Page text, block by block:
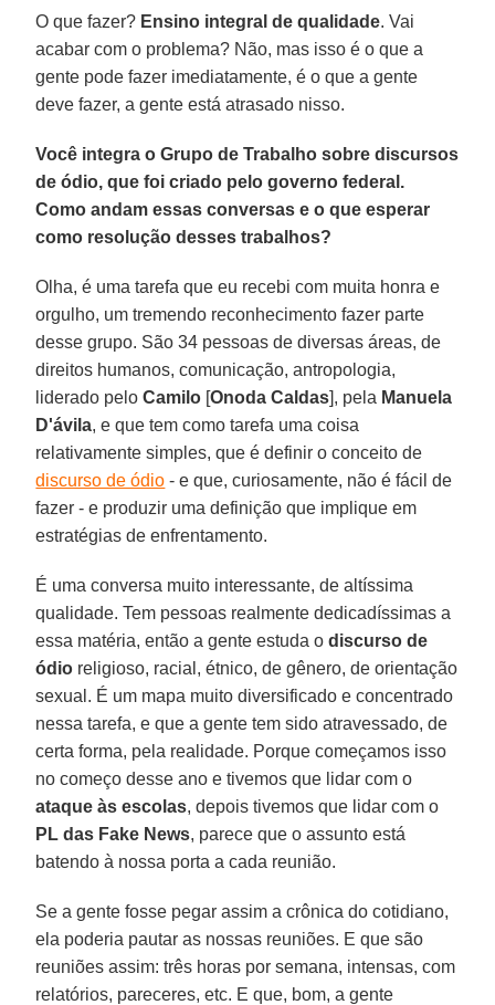
O que fazer? Ensino integral de qualidade. Vai
acabar com o problema? Não, mas isso é o que a
gente pode fazer imediatamente, é o que a gente
deve fazer, a gente está atrasado nisso.
Você integra o Grupo de Trabalho sobre discursos
de ódio, que foi criado pelo governo federal.
Como andam essas conversas e o que esperar
como resolução desses trabalhos?
Olha, é uma tarefa que eu recebi com muita honra e
orgulho, um tremendo reconhecimento fazer parte
desse grupo. São 34 pessoas de diversas áreas, de
direitos humanos, comunicação, antropologia,
liderado peloCamilo [Onoda Caldas], pela Manuela
D'ávila, e que tem como tarefa uma coisa
relativamente simples, que é definir o conceito de
discurso de ódio - e que, curiosamente, não é fácil de
fazer - e produzir uma definição que implique em
estratégias de enfrentamento.
É uma conversa muito interessante, de altíssima
qualidade. Tem pessoas realmente dedicadíssimas a
essa matéria, então a gente estuda odiscurso de
ódio religioso, racial, étnico, de gênero, de orientação
sexual. É um mapa muito diversificado e concentrado
nessa tarefa, e que a gente tem sido atravessado, de
certa forma, pela realidade. Porque começamos isso
no começo desse ano e tivemos que lidar com o
ataque às escolas, depois tivemos que lidar com o
PL das Fake News, parece que o assunto está
batendo à nossa porta a cada reunião.
Se a gente fosse pegar assim a crônica do cotidiano,
ela poderia pautar as nossas reuniões. E que são
reuniões assim: três horas por semana, intensas, com
relatórios, pareceres, etc. E que, bom, a gente